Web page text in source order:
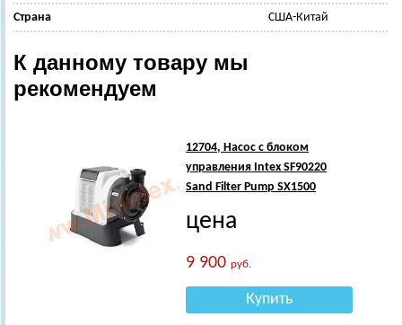
Страна США-Китай
К данному товару мы
рекомендуем
12704, Насос с блоком
управления Intex SF90220
Sand Filter Pump SX1500
цена
9 900руб.
Купить